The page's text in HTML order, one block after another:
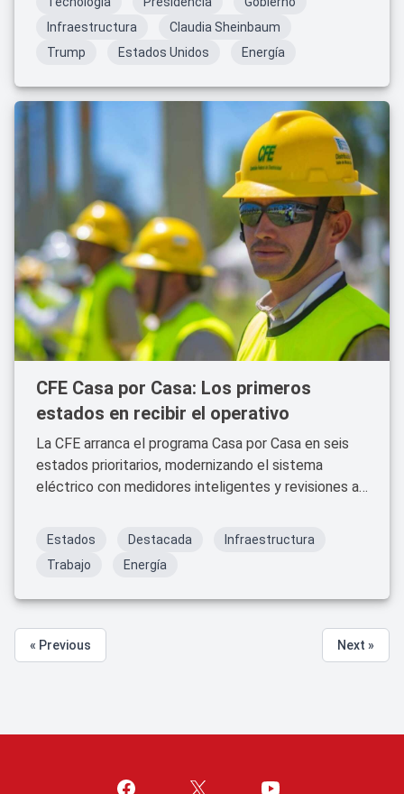
Infraestructura
Claudia Sheinbaum
Trump
Estados Unidos Energía
CFE Casa por Casa: Los primeros
estados en recibir el operativo
La CFE arranca el programa Casa por Casa en seis
estados prioritarios, modernizando el sistema
eléctrico con medidores inteligentes y revisiones a
Estados Destacada
Infraestructura
Trabajo
Energía
« Previous Next »